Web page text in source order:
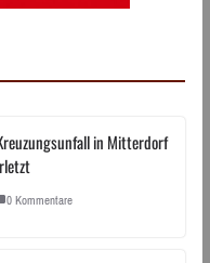
in Mitterdorf
0 Kommentare